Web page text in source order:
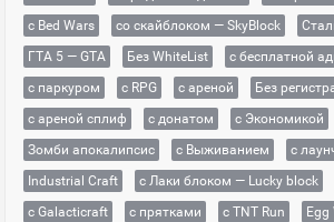
с Bed Wars
со скайблоком — SkyBlock
ГТА 5 — GTA
Без WhiteList
с бесплатной
с паркуром
с RPG с ареной
Без
с ареной сплиф
с донатом с Экономикой
Зомби апокалипсис
с Выживанием с
Industrial Craft
с Лаки блоком — Lucky block
с Galacticraft
с прятками с TNT Run Egg